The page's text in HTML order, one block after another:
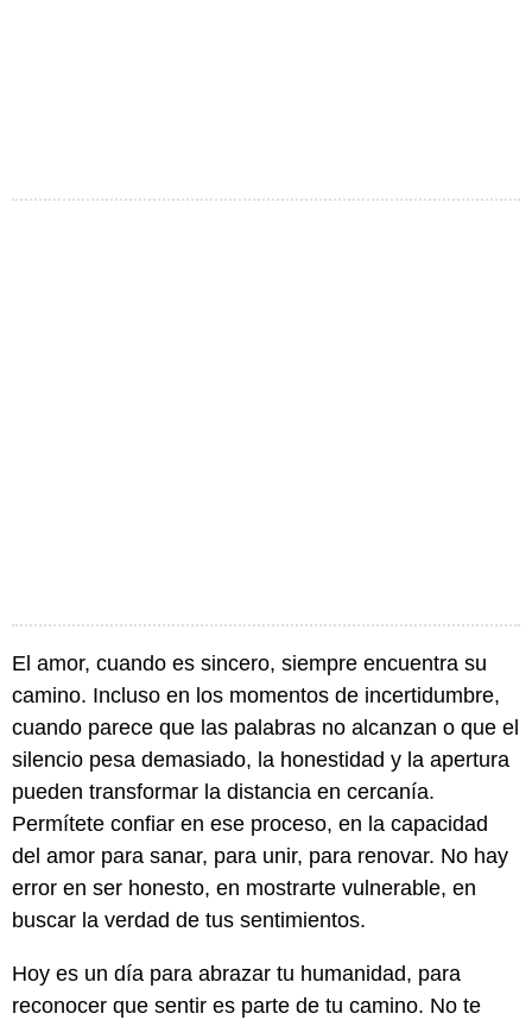
El amor, cuando es sincero, siempre encuentra su
camino. Incluso en los momentos de incertidumbre,
cuando parece que las palabras no alcanzan o que el
silencio pesa demasiado, la honestidad y la apertura
pueden transformar la distancia en cercanía.
Permítete confiar en ese proceso, en la capacidad
del amor para sanar, para unir, para renovar. No hay
error en ser honesto, en mostrarte vulnerable, en
buscar la verdad de tus sentimientos.
Hoy es un día para abrazar tu humanidad, para
reconocer que sentir es parte de tu camino. No te